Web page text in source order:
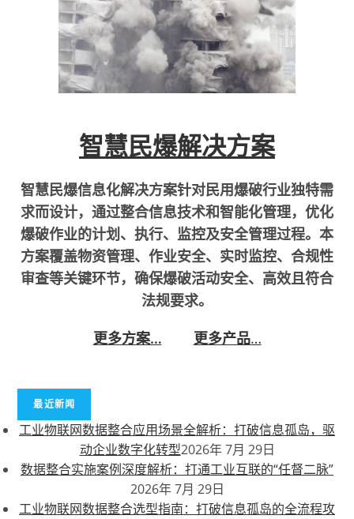
智慧民爆解决方案
智慧民爆信息化解决方案针对民用爆破行业独特需
求而设计，通过整合信息技术和智能化管理，优化
爆破作业的计划、执行、监控及安全管理过程。本
方案覆盖物资管理、作业安全、实时监控、合规性
审查等关键环节，确保爆破活动安全、高效且符合
法规要求。
更多方案…
更多产品…
最近新闻
工业物联网数据整合应用场景全解析：打破信息孤岛，驱
动企业数字化转型2026年 7月 29日
数据整合实施案例深度解析：打通工业互联的“任督二脉”
2026年 7月 29日
工业物联网数据整合选型指南：打破信息孤岛的全流程攻